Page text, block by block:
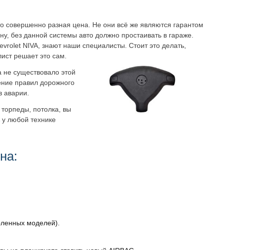
совершенно разная цена. Не они всё же являются гарантом
без данной системы авто должно простаивать в гараже.
NIVA, знают наши специалисты. Стоит это делать,
решает это сам.
существовало этой
правил дорожного
аварии.
потолка, вы
любой технике
моделей).